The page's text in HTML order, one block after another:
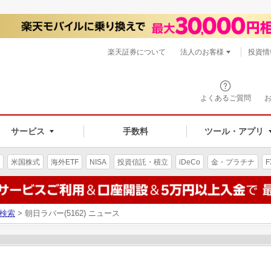
よくあるご質問
サービス 手数料 ツール・アプリ
楽天証券について 法人のお客様 投資
米国株式 海外ETF NISA 投資信託・積立 iDeCo 金・プラチナ
索 > 朝日ラバー(5162) ニュース